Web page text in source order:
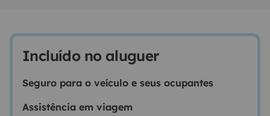
Incluído no aluguer
Seguro para o veículo e seus ocupantes
Assistência em viagem